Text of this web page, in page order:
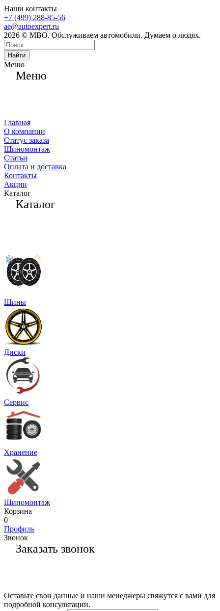
Наши контакты
+7 (499) 288-85-56
ae@autoexpert.ru
2026 © МВО. Обслуживаем автомобили. Думаем о людях.
Найти
Меню
Меню
Главная
О компании
Статус заказа
Шиномонтаж
Статьи
Оплата и доставка
Контакты
Акции
Каталог
Каталог
Шины
Диски
Сервис
Хранение
Шиномонтаж
Корзина
0
Профиль
Звонок
Заказать звонок
Оставьте свои данные и наши менеджеры свяжутся с вами для
подробной консультации.